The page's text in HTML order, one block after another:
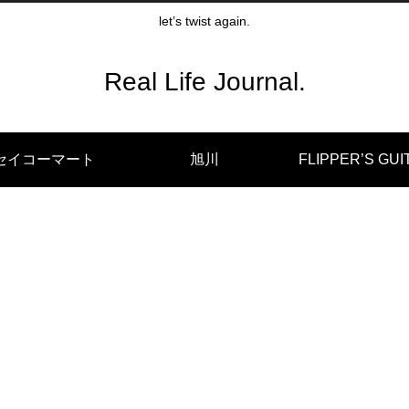
let’s twist again.
Real Life Journal.
イコーマート 旭川 FLIPPER’S